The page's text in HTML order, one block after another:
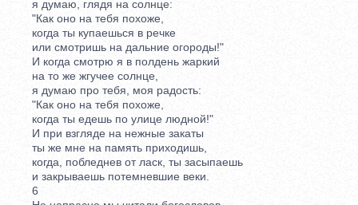
я думаю, глядя на солнце:
"Как оно на тебя похоже,
когда ты купаешься в речке
или смотришь на дальние огороды!"
И когда смотрю я в полдень жаркий
на то же жгучее солнце,
я думаю про тебя, моя радость:
"Как оно на тебя похоже,
когда ты едешь по улице людной!"
И при взгляде на нежные закаты
ты же мне на память приходишь,
когда, побледнев от ласк, ты засыпаешь
и закрываешь потемневшие веки.
6